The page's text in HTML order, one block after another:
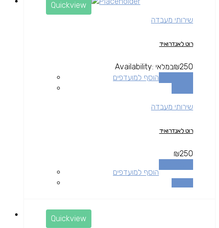
Quickview
שירותי מעבדה
רוט לאנדרואיד
₪250
Availability: במלאי
הוסף למועדפים
שירותי מעבדה
רוט לאנדרואיד
₪250
הוסף למועדפים
Quickview